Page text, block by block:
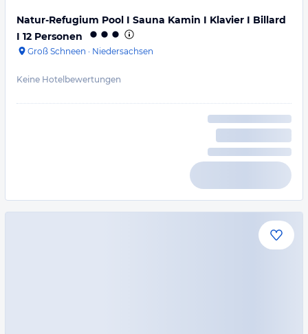
Natur-Refugium Pool I Sauna Kamin I Klavier I Billard
I 12 Personen
Groß Schneen · Niedersachsen
Keine Hotelbewertungen